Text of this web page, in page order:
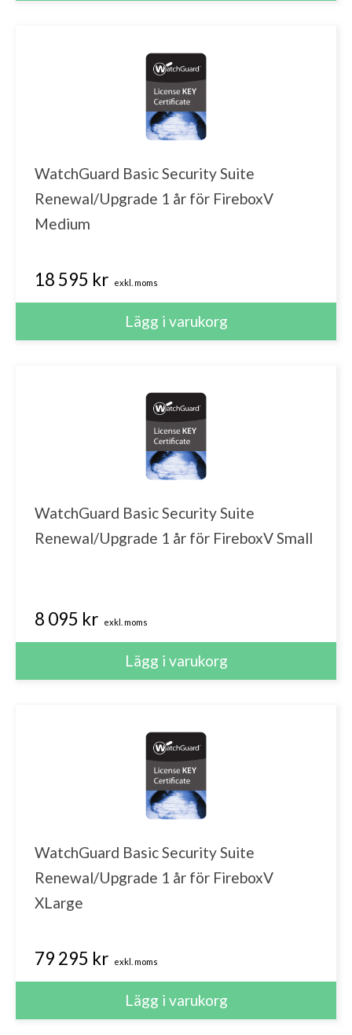
WatchGuard Basic Security Suite
Renewal/Upgrade 1 år för FireboxV
Medium
18 595 kr exkl. moms
WatchGuard Basic Security Suite
Renewal/Upgrade 1 år för FireboxV Small
8 095 kr exkl. moms
WatchGuard Basic Security Suite
Renewal/Upgrade 1 år för FireboxV
XLarge
79 295 kr exkl. moms